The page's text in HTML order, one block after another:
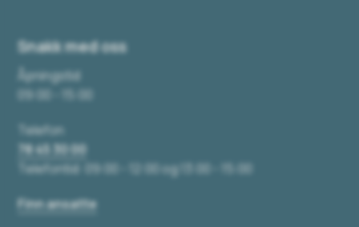
Snakk med oss
Åpningstid
09:00 - 15:00
Telefon
78 45 30 00
Telefontid: 09:00 - 12:00 og 13:00 - 15:00
Finn ansatte